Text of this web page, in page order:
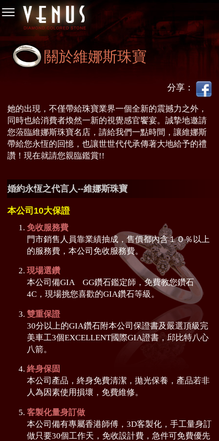
關於維娜斯珠寶
分享：
她的出現，不僅帶給珠寶業界一個全新的震撼力之外，
同時也給消費者煥然一新的視覺感官饗宴。誠摯地邀請
您蒞臨維娜斯珠寶名店，請給我們一點時間，讓維娜斯
帶給您永恆的回憶，也讓世世代代承傳著大地給予的禮
讚！現在就請您親臨鑑賞!!
婚約永恆之代言人--維娜斯珠寶
本公司10大保證
免收服務費
門市銷售人員靠業績抽成，售價都內含１０％以上
的服務費，本公司免收服務費。
現場選鑽
本公司備GIA GG鑽石鑑定師，免費教您鑽石
4C，現場挑您喜歡的GIA鑽石等級。
雙重保證
30分以上的GIA鑽石附本公司保證書及嚴選頂級完
美車工3個EXCELLENT國際GIA證書，邱比特八心
八箭。
終身保固
本公司產品，終身免費清潔，拋光保養，產品若非
人為因素使用損壞，免費維修。
客製化量身訂做
本公司備有專屬香港師傅，3D客製化，手工量身訂
做只要30個工作天，免收設計費，急件可免費優先